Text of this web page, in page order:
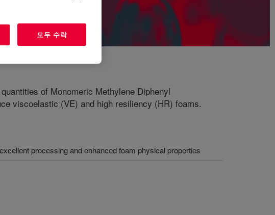
of Monomeric Methylene Diphenyl
viscoelastic (VE) and high resiliency (HR) foams.
processing and enhanced foam physical properties
모두 수락